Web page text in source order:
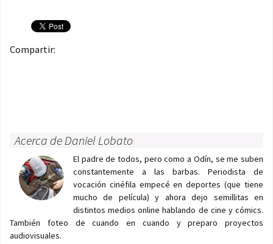
Compartir:
Acerca de Daniel Lobato
El padre de todos, pero como a Odín, se me suben
constantemente a las barbas. Periodista de
vocación cinéfila empecé en deportes (que tiene
mucho de película) y ahora dejo semillitas en
distintos medios online hablando de cine y cómics.
También foteo de cuando en cuando y preparo proyectos
audiovisuales.